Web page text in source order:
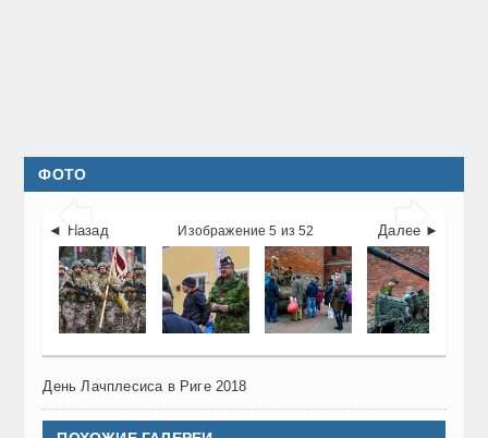
ФОТО
 
◄ Назад Далее ►
Изображение 5 из 52
День Лачплесиса в Риге 2018